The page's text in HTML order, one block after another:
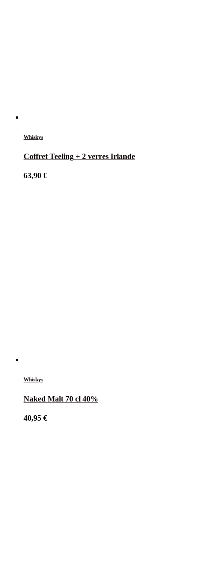
Whiskys
Coffret Teeling + 2 verres Irlande
63,90 €
Whiskys
Naked Malt 70 cl 40%
40,95 €